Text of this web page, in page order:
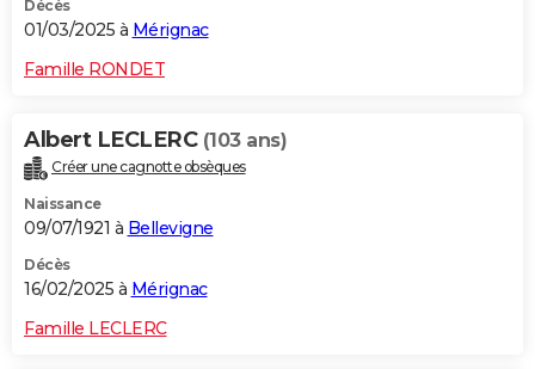
Décès
01/03/2025 à Mérignac
Famille RONDET
Albert LECLERC (103 ans)
Créer une cagnotte obsèques
Naissance
09/07/1921 à Bellevigne
Décès
16/02/2025 à Mérignac
Famille LECLERC